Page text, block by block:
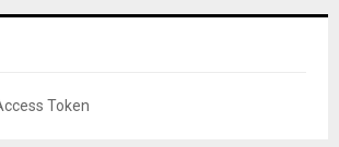
Token